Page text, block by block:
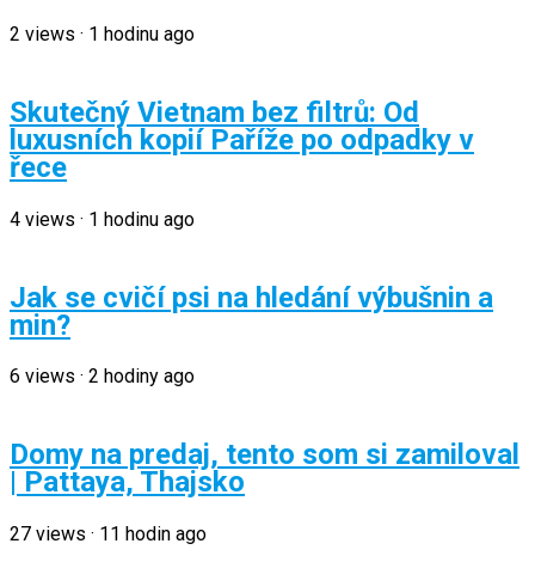
2 views · 1 hodinu ago
Skutečný Vietnam bez filtrů: Od
luxusních kopií Paříže po odpadky v
řece
4 views · 1 hodinu ago
Jak se cvičí psi na hledání výbušnin a
min?
6 views · 2 hodiny ago
Domy na predaj, tento som si zamiloval
| Pattaya, Thajsko
27 views · 11 hodin ago